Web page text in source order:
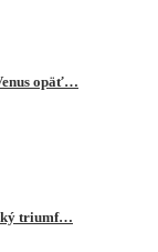
opäť…
triumf…